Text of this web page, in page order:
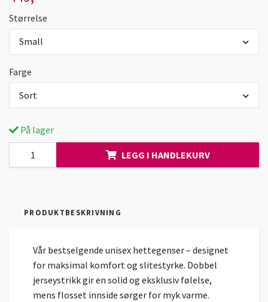
Størrelse
Small
Farge
Sort
På lager
LEGG I HANDLEKURV
PRODUKTBESKRIVNING
Vår bestselgende unisex hettegenser – designet
for maksimal komfort og slitestyrke. Dobbel
jerseystrikk gir en solid og eksklusiv følelse,
mens flosset innside sørger for myk varme.